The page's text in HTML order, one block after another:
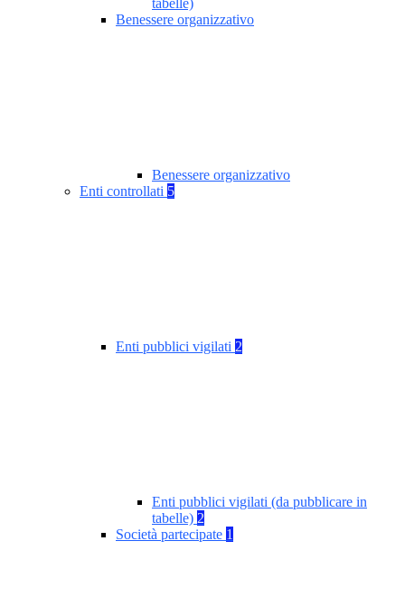
tabelle)
Benessere organizzativo
Benessere organizzativo
Enti controllati 5
Enti pubblici vigilati 2
Enti pubblici vigilati (da pubblicare in
tabelle) 2
Società partecipate 1